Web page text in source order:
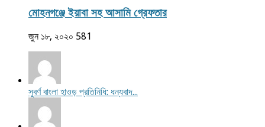
মোহনগঞ্জে ইয়াবা সহ আসামি গ্রেফতার
জুন ১৮, ২০২০ 581
সুবর্ণ বাংলা হাওড় প্রতিনিধি: ধন্যবাদ...